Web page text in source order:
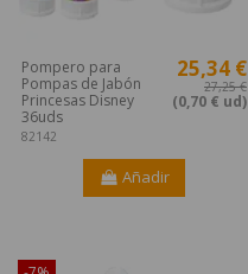
Pompero para
Pompas de Jabón
Princesas Disney
36uds
82142
25,34 €
27,25 €
(0,70 € ud)
Añadir